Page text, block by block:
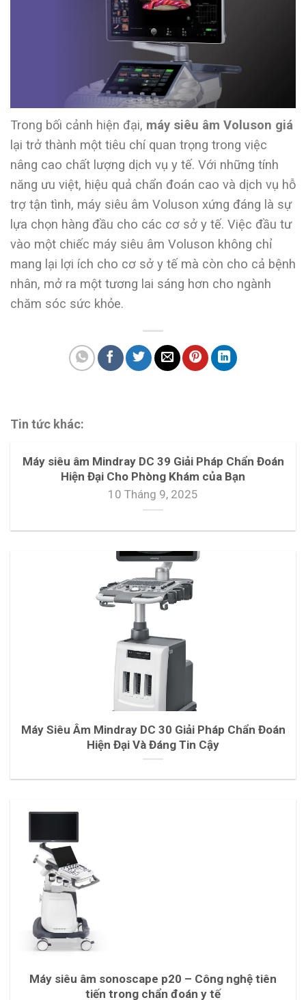
Trong bối cảnh hiện đại, máy siêu âm Voluson giá
lại trở thành một tiêu chí quan trọng trong việc
nâng cao chất lượng dịch vụ y tế. Với những tính
năng ưu việt, hiệu quả chẩn đoán cao và dịch vụ hỗ
trợ tận tình, máy siêu âm Voluson xứng đáng là sự
lựa chọn hàng đầu cho các cơ sở y tế. Việc đầu tư
vào một chiếc máy siêu âm Voluson không chỉ
mang lại lợi ích cho cơ sở y tế mà còn cho cả bệnh
nhân, mở ra một tương lai sáng hơn cho ngành
chăm sóc sức khỏe.
Tin tức khác:
Máy siêu âm Mindray DC 39 Giải Pháp Chẩn Đoán
Hiện Đại Cho Phòng Khám của Bạn
10 Tháng 9, 2025
Máy Siêu Âm Mindray DC 30 Giải Pháp Chẩn Đoán
Hiện Đại Và Đáng Tin Cậy
Máy siêu âm sonoscape p20 – Công nghệ tiên
tiến trong chẩn đoán y tế